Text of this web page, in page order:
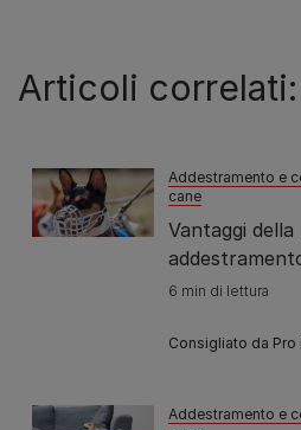
Articoli correlati:
Addestramento e
cane
Vantaggi
6 min di lettura
Consigliato da Pro
Addestramento e